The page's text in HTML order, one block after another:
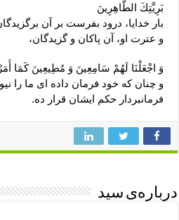
بَرِيَّتِكَ الطَّاهِرِينَ‏
بار خدايا، درود بفرست بر آن
و عترت او، آن پاكان و گزيدگان،
وَ اجْعَلْنَا لَهُمْ سَامِعِينَ وَ مُطِيعِينَ كَمَا
و چنان كه خود فرمان داده ‏اى ما را
فرمانبردار حكم ايشان قرار ده.
درباره‌ی سید